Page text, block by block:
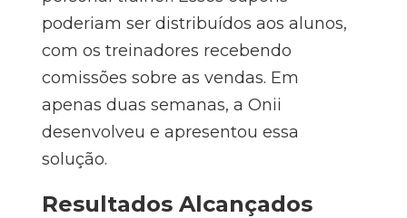
poderiam ser distribuídos aos alunos,
com os treinadores recebendo
comissões sobre as vendas. Em
apenas duas semanas, a Onii
desenvolveu e apresentou essa
solução.
Resultados Alcançados